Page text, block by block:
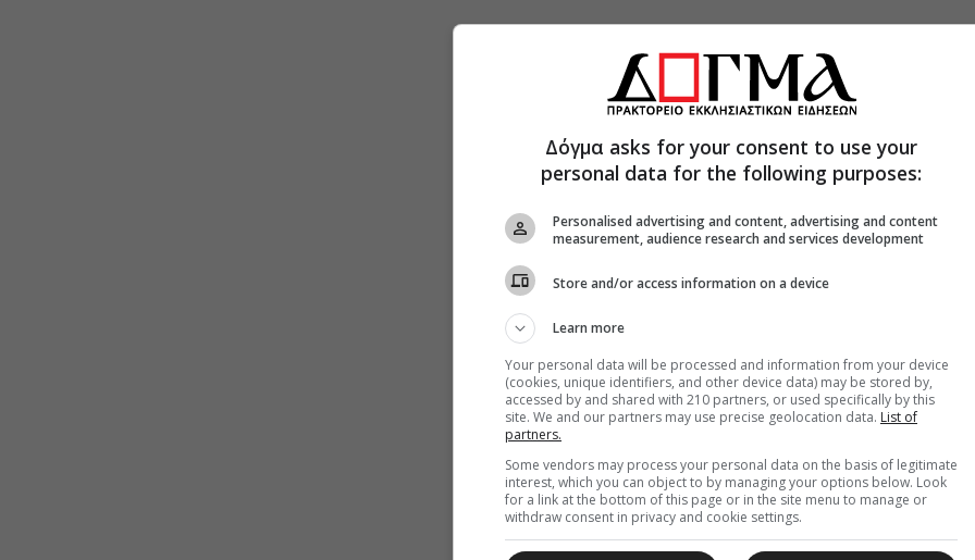
Δόγμα asks for your consent to use your
personal data for the following purposes:
Personalised advertising and content, advertising and content
measurement, audience research and services development
Store and/or access information on a device
Learn more
Your personal data will be processed and information from your device
(cookies, unique identifiers, and other device data) may be stored by,
accessed by and shared with 210 partners, or used specifically by this
site. We and our partners may use precise geolocation data. List of
partners.
Some vendors may process your personal data on the basis of legitimate
interest, which you can object to by managing your options below. Look
for a link at the bottom of this page or in the site menu to manage or
withdraw consent in privacy and cookie settings.